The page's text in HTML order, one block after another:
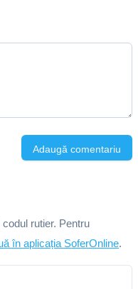
Adaugă comentariu
rutier. Pentru
în aplicația SoferOnline.